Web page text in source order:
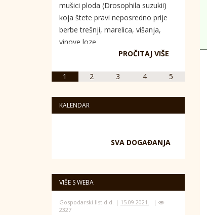
mušici ploda (Drosophila suzukii)
koja štete pravi neposredno prije
berbe trešnji, marelica, višanja,
vinove loze...
PROČITAJ VIŠE
1 2 3 4 5
KALENDAR
SVA DOGAĐANJA
VIŠE S WEBA
Gospodarski list d.d. | 15.09.2021.
|
2327